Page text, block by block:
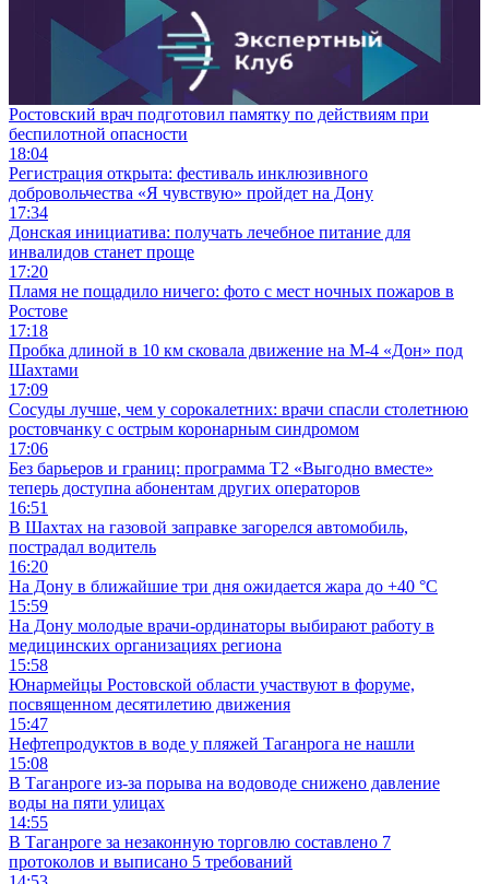
Ростовский врач подготовил памятку по действиям при
беспилотной опасности
18:04
Регистрация открыта: фестиваль инклюзивного
добровольчества «Я чувствую» пройдет на Дону
17:34
Донская инициатива: получать лечебное питание для
инвалидов станет проще
17:20
Пламя не пощадило ничего: фото с мест ночных пожаров в
Ростове
17:18
Пробка длиной в 10 км сковала движение на М-4 «Дон» под
Шахтами
17:09
Сосуды лучше, чем у сорокалетних: врачи спасли столетнюю
ростовчанку с острым коронарным синдромом
17:06
Без барьеров и границ: программа Т2 «Выгодно вместе»
теперь доступна абонентам других операторов
16:51
В Шахтах на газовой заправке загорелся автомобиль,
пострадал водитель
16:20
На Дону в ближайшие три дня ожидается жара до +40 °C
15:59
На Дону молодые врачи-ординаторы выбирают работу в
медицинских организациях региона
15:58
Юнармейцы Ростовской области участвуют в форуме,
посвященном десятилетию движения
15:47
Нефтепродуктов в воде у пляжей Таганрога не нашли
15:08
В Таганроге из-за порыва на водоводе снижено давление
воды на пяти улицах
14:55
В Таганроге за незаконную торговлю составлено 7
протоколов и выписано 5 требований